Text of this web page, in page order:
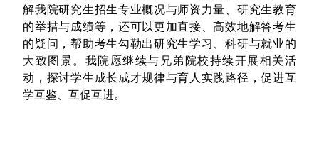
解我院研究生招生专业概况与师资力量、研究生教育
的举措与成绩等，还可以更加直接、高效地解答考生
的疑问，帮助考生勾勒出研究生学习、科研与就业的
大致图景。我院愿继续与兄弟院校持续开展相关活
动，探讨学生成长成才规律与育人实践路径，促进互
学互鉴、互促互进。